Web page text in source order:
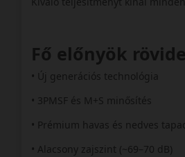
Fő előnyök
• Új generációs technológia
• 3PMSF és M+S minősítés
• Prémium havas és nedves
• Alacsony zajszint (~69–70 dB)